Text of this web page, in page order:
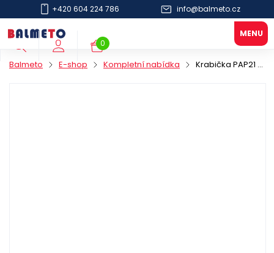
+420 604 224 786 info@balmeto.cz
0
Balmeto E-shop Kompletní nabídka Krabička PAP21 NUGET BOX 115x75/45mm hnědá s PK